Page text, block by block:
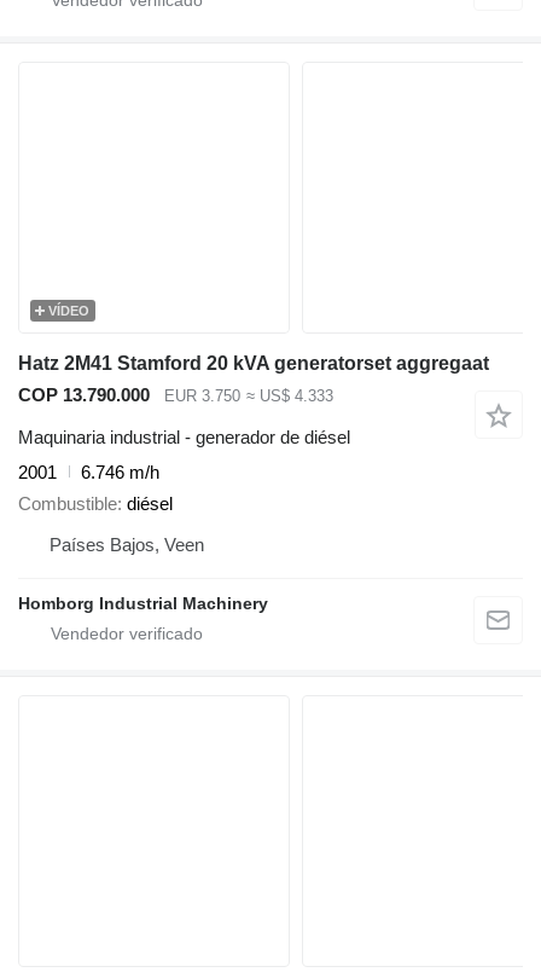
VÍDEO
Hatz 2M41 Stamford 20 kVA generatorset aggregaat
COP 13.790.000
EUR 3.750 ≈ US$ 4.333
Maquinaria industrial - generador de diésel
2001
6.746 m/h
Combustible diésel
Países Bajos, Veen
Homborg Industrial Machinery